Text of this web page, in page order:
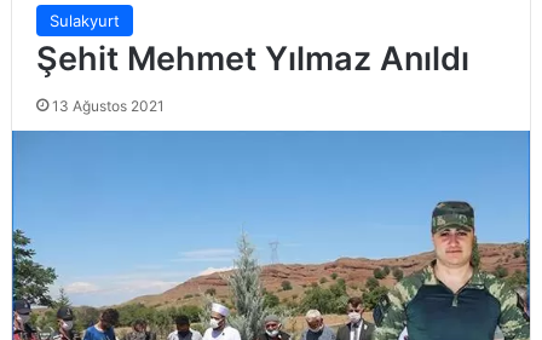
Sulakyurt
Şehit Mehmet Yılmaz Anıldı
13 Ağustos 2021